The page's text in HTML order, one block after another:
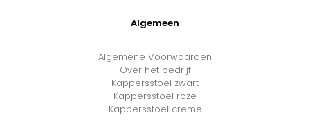
Algemeen
Algemene Voorwaarden
Over het bedrijf
Kappersstoel zwart
Kappersstoel roze
Kappersstoel creme